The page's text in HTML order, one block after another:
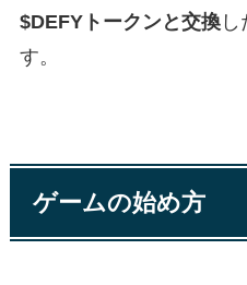
$DEFYトークンと交換し
す。
ゲームの始め方